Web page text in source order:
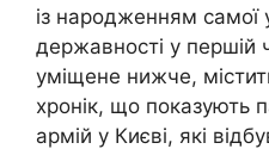
із народженням самої
державності у першій
уміщене нижче,
хронік, що показують
армій у Києві, які